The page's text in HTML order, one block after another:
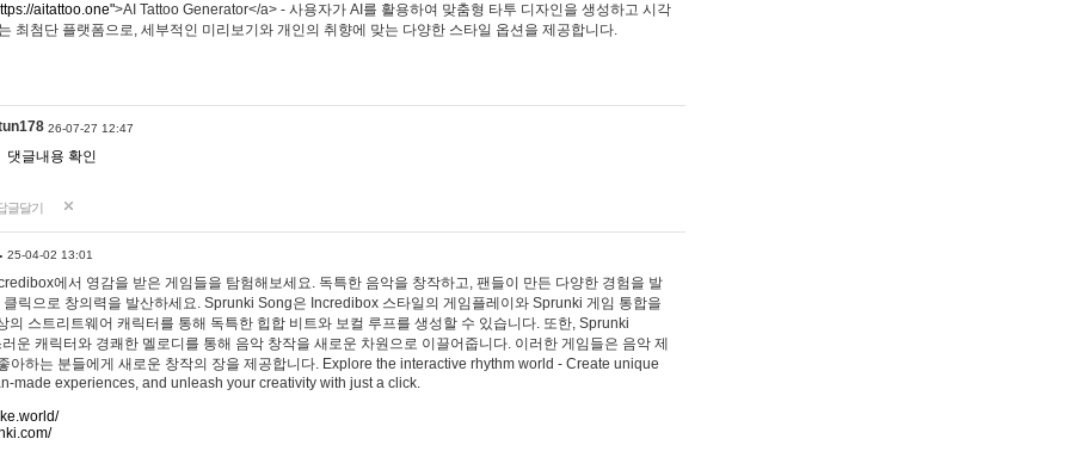
aitattoo.one">AI Tattoo Generator</a> - 사용자가 AI를 활용하여 맞춤형 타투 디자인을 생성하고 시각
최첨단 플랫폼으로, 세부적인 미리보기와 개인의 취향에 맞는 다양한 스타일 옵션을 제공합니다.
26-07-27 12:47
댓글내용 확인
글달기
25-04-02 13:01
에서 영감을 받은 게임들을 탐험해보세요. 독특한 음악을 창작하고, 팬들이 만든 다양한 경험을 발
클릭으로 창의력을 발산하세요. Sprunki Song은 Incredibox 스타일의 게임플레이와 Sprunki 게임 통합을
의 스트리트웨어 캐릭터를 통해 독특한 힙합 비트와 보컬 루프를 생성할 수 있습니다. 또한, Sprunki
운 캐릭터와 경쾌한 멜로디를 통해 음악 창작을 새로운 차원으로 이끌어줍니다. 이러한 게임들은 음악 제
아하는 분들에게 새로운 창작의 장을 제공합니다. Explore the interactive rhythm world - Create unique
made experiences, and unleash your creativity with just a click.